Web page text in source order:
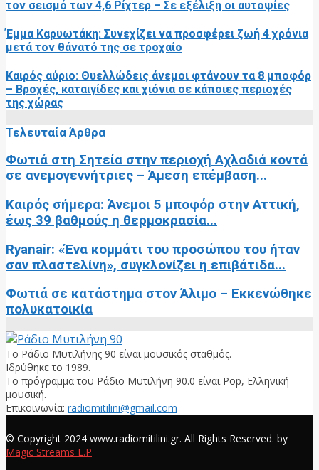
τον σεισμό των 4,6 Ρίχτερ – Σε εξέλιξη οι αυτοψίες
Έμμα Καρυωτάκη: Συνεχίζει να προσφέρει ζωή 4 χρόνια
μετά τον θάνατό της σε τροχαίο
Καιρός αύριο: Θυελλώδεις άνεμοι φτάνουν τα 8 μποφόρ
– Βροχές, καταιγίδες και χιόνια σε κάποιες περιοχές
της χώρας
Τελευταία Άρθρα
Φωτιά στη Σητεία στην περιοχή Αχλαδιά κοντά
σε ανεμογεννήτριες – Άμεση επέμβαση...
Καιρός σήμερα: Άνεμοι 5 μποφόρ στην Αττική,
έως 39 βαθμούς η θερμοκρασία...
Ryanair: «Ένα κομμάτι του προσώπου του ήταν
σαν πλαστελίνη», συγκλονίζει η επιβάτιδα...
Φωτιά σε κατάστημα στον Άλιμο – Εκκενώθηκε
πολυκατοικία
Το Ράδιο Μυτιλήνης 90 είναι μουσικός σταθμός.
Ιδρύθηκε το 1989.
Το πρόγραμμα του Ράδιο Μυτιλήνη 90.0 είναι Pop, Ελληνική
μουσική.
Επικοινωνία: radiomitilini@gmail.com
© Copyright 2024 www.radiomitilini.gr. All Rights Reserved. by
Magic Streams L.P